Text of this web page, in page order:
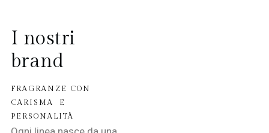
I nostri
brand
FRAGRANZE CON
CARISMA E
PERSONALITÀ